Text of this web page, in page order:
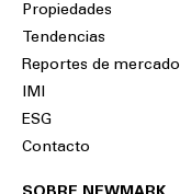
Propiedades
Tendencias
Reportes de mercado
IMI
ESG
Contacto